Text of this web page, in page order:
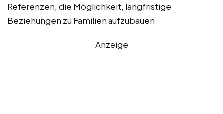
Referenzen, die Möglichkeit, langfristige
Beziehungen zu Familien aufzubauen
Anzeige